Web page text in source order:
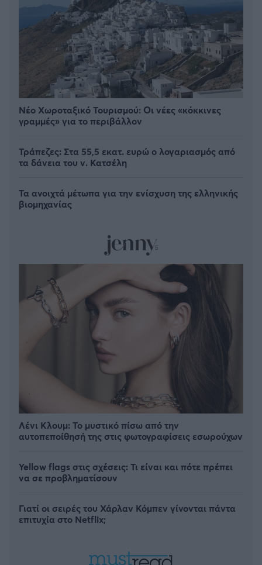
Νέο Χωροταξικό Τουρισμού: Οι νέες «κόκκινες
γραμμές» για το περιβάλλον
Τράπεζες: Στα 55,5 εκατ. ευρώ ο λογαριασμός από
τα δάνεια του ν. Κατσέλη
Τα ανοιχτά μέτωπα για την ενίσχυση της ελληνικής
βιομηχανίας
Λένι Κλουμ: Το μυστικό πίσω από την
αυτοπεποίθησή της στις φωτογραφίσεις εσωρούχων
Yellow flags στις σχέσεις: Τι είναι και πότε πρέπει
να σε προβληματίσουν
Γιατί οι σειρές του Χάρλαν Κόμπεν γίνονται πάντα
επιτυχία στο Netflix;